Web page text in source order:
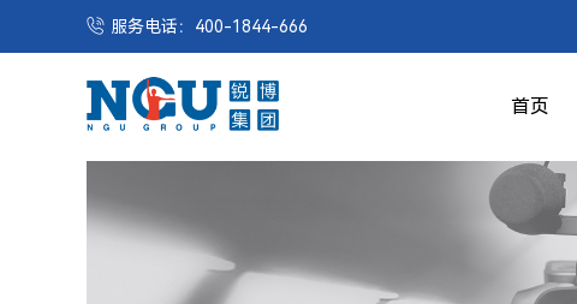
服务电话：400-1844-666
首页